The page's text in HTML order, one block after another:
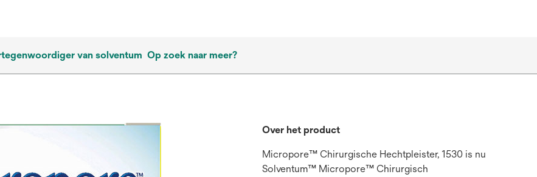
van solventum Op zoek naar meer?
Over het product
Micropore™ Chirurgische Hechtpleister, 1530 is nu
Solventum™ Micropore™ Chirurgisch